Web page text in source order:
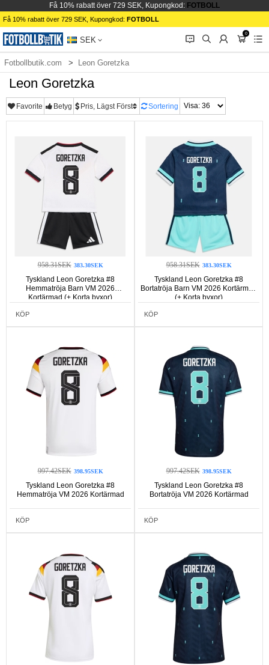
Få 10% rabatt över 729 SEK, Kupongkod: FOTBOLL
Få 10% rabatt över 729 SEK, Kupongkod: FOTBOLL
SEK 󰂱 󰂨 󰃳
0
󰃦 󰃖
Fotbollbutik.com Leon Goretzka
Leon Goretzka
Favorite Betyg Pris, Lägst Först Sortering
958.31SEK 383.30SEK
Tyskland Leon Goretzka #8
Hemmatröja Barn VM 2026
Kortärmad (+ Korta byxor)
KÖP
958.31SEK 383.30SEK
Tyskland Leon Goretzka #8
Bortatröja Barn VM 2026 Kortärmad
(+ Korta byxor)
KÖP
997.42SEK 398.95SEK
Tyskland Leon Goretzka #8
Hemmatröja VM 2026 Kortärmad
KÖP
997.42SEK 398.95SEK
Tyskland Leon Goretzka #8
Bortatröja VM 2026 Kortärmad
KÖP